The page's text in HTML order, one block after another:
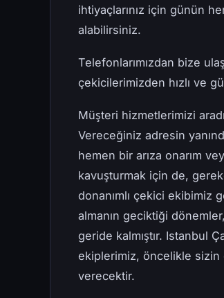
ihtiyaçlarınız için günün
alabilirsiniz.
Telefonlarımızdan bize
çekicilerimizden hızlı ve
Müşteri hizmetlerimizi
Vereceğiniz adresin
hemen bir arıza onarım
kavuşturmak için de,
donanımlı çekici ekibimiz
almanın geciktiği
geride kalmıştır. Istanbul
ekiplerimiz, öncelikle sizin
verecektir.